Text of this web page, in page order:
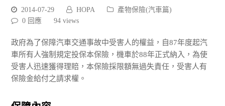
2014-07-29 HOPA
產物保險(汽車篇)
0 回應
94 views
政府為了保障汽車交通事故中受害人的權益，自87年度起汽
車所有人強制規定投保本保險，機車於88年正式納入，為使
受害人迅速獲得理賠，本保險採限額無過失責任，受害人有
保險金給付之請求權。